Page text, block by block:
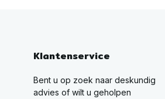
Klantenservice
Bent u op zoek naar deskundig
advies of wilt u geholpen